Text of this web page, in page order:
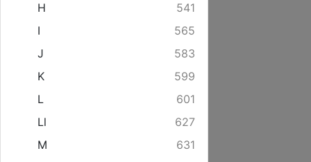
H
541
I
565
J
583
K
599
L
601
Ll
627
M
631